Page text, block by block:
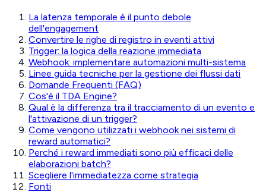
La latenza temporale è il punto debole
dell'engagement
Convertire le righe di registro in eventi attivi
Trigger: la logica della reazione immediata
Webhook: implementare automazioni multi-sistema
Linee guida tecniche per la gestione dei flussi dati
Domande Frequenti (FAQ)
Cos'è il TDA Engine?
Qual è la differenza tra il tracciamento di un evento e
l'attivazione di un trigger?
Come vengono utilizzati i webhook nei sistemi di
reward automatici?
Perché i reward immediati sono più efficaci delle
elaborazioni batch?
Scegliere l'immediatezza come strategia
Fonti